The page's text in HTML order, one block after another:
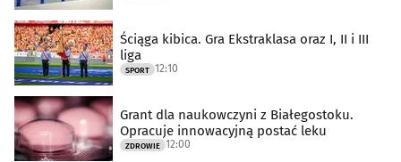
Ściąga kibica. Gra Ekstraklasa oraz I, II i III
liga
SPORT 12:10
Grant dla naukowczyni z Białegostoku.
Opracuje innowacyjną postać leku
ZDROWIE 12:00